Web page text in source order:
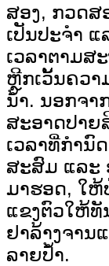
ສອງ, ກວດສ
ເປັນປະຈໍາ
ເວລາຕາມສ
ຫຼີກເວັ້ນຄວ
ນໍ້າ. ນອກຈາ
ສະອາດປາ
ເວລາທີ່ກໍານົ
ສະສົມ ແລະ
ມາຮອດ, ໃຫ້
ແຂງຕົວໃຫ້ທັ
ຢາລ້າງຈານ
ລາຍປໍ້າ.